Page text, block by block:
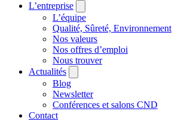
L’entreprise
L’équipe
Qualité, Sûreté, Environnement
Nos valeurs
Nos offres d’emploi
Nous trouver
Actualités
Blog
Newsletter
Conférences et salons CND
Contact